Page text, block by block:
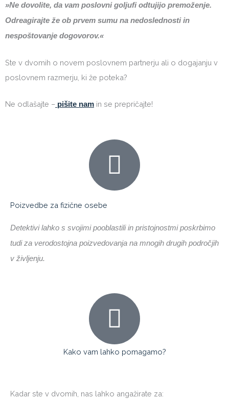
»Ne dovolite, da vam poslovni goljufi odtujijo premoženje.
Odreagirajte že ob prvem sumu na nedoslednosti in
nespoštovanje dogovorov.«
Ste v dvomih o novem poslovnem partnerju ali o dogajanju v
poslovnem razmerju, ki že poteka?
Ne odlašajte – pišite nam in se prepričajte!
Poizvedbe za fizične osebe
Detektivi lahko s svojimi pooblastili in pristojnostmi poskrbimo
tudi za verodostojna poizvedovanja na mnogih drugih področjih
v življenju.
Kako vam lahko pomagamo?
Kadar ste v dvomih, nas lahko angažirate za: